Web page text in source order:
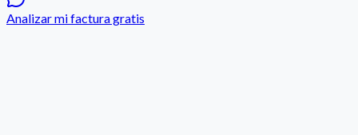
Analizar mi factura gratis